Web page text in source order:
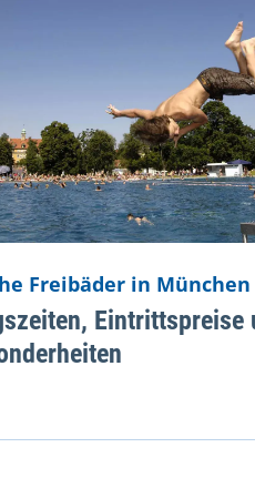
Freibäder in München
Eintrittspreise